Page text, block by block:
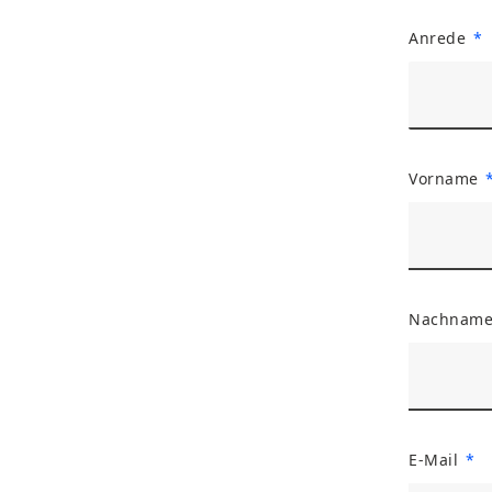
Anrede
Vorname
Nachname
E-Mail